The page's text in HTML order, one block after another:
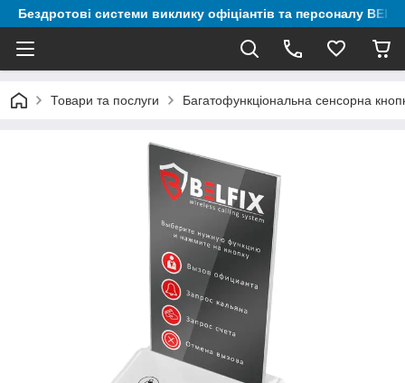
Бездротові системи виклику офіціантів та персоналу
Товари та послуги Багатофункціональна сенсорна